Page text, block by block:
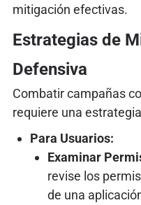
mitigación efectivas.
Estrategias de
Defensiva
Combatir campañas
requiere una
Para Usuarios:
Examinar
revise los
de una